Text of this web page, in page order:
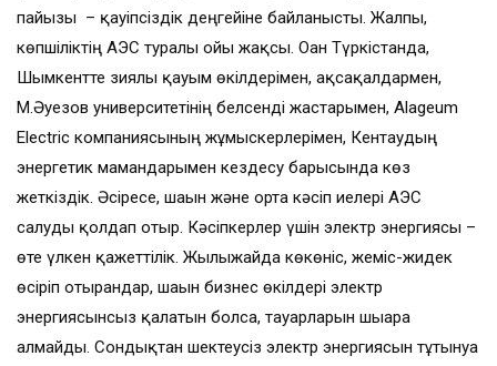
пайызы – қауіпсіздік деңгейіне байланысты. Жалпы,
көпшіліктің АЭС туралы ойы жақсы. Оған Түркістанда,
Шымкентте зиялы қауым өкілдерімен, ақсақалдармен,
М.Әуезов университетінің белсенді жастарымен, Alageum
Electric компаниясының жұмыскерлерімен, Кентаудың
энергетик мамандарымен кездесу барысында көз
жеткіздік. Әсіресе, шағын және орта кәсіп иелері АЭС
салуды қолдап отыр. Кәсіпкерлер үшін электр энергиясы –
өте үлкен қажеттілік. Жылыжайда көкөніс, жеміс-жидек
өсіріп отырғандар, шағын бизнес өкілдері электр
энергиясынсыз қалатын болса, тауарларын шығара
алмайды. Сондықтан шектеусіз электр энергиясын тұтынуға